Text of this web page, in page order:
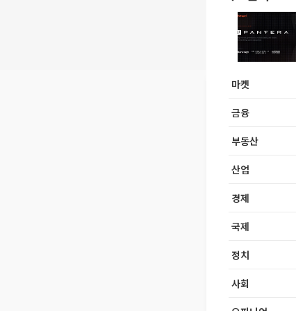
마켓
금융
부동산
산업
경제
국제
정치
사회